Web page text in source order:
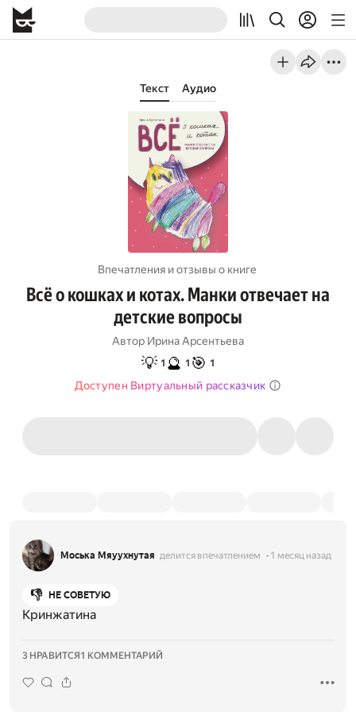
Текст Аудио
Впечатления и отзывы о книге
Всё о кошках и котах. Манки отвечает на
детские вопросы
Автор Ирина Арсентьева
💡 1 🔮 1 🎯 1
Доступен Виртуальный рассказчик
Моська Мяуухнутая делится впечатлением 1 месяц назад
👎 НЕ СОВЕТУЮ
Кринжатина
3 НРАВИТСЯ1 КОММЕНТАРИЙ